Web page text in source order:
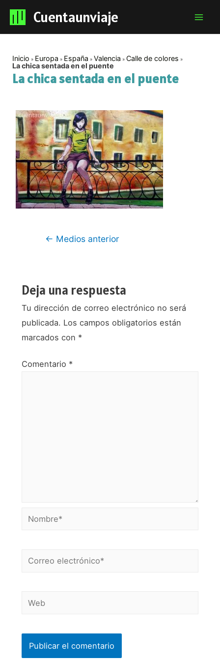
Cuentaunviaje
Inicio Europa España Valencia
Calle de colores
La chica sentada en el puente
La chica sentada en el puente
Navegación
← Medios anterior
Deja una respuesta
Tu dirección de correo electrónico no será
publicada. Los campos obligatorios están
marcados con *
Comentario *
Nombre*
Correo
Web